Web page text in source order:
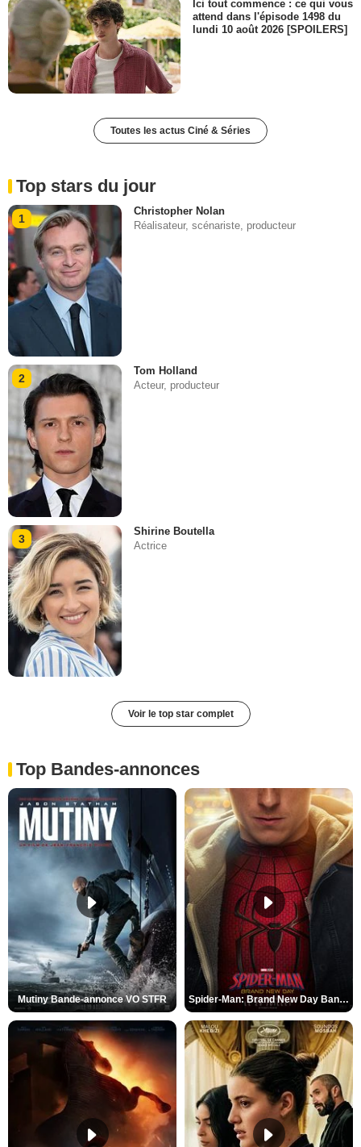
Ici tout commence : ce qui vous
attend dans l'épisode 1498 du
lundi 10 août 2026 [SPOILERS]
Toutes les actus Ciné & Séries
Top stars du jour
1
Christopher Nolan
Réalisateur, scénariste, producteur
2
Tom Holland
Acteur, producteur
3
Shirine Boutella
Actrice
Voir le top star complet
Top Bandes-annonces
Mutiny Bande-annonce VO STFR Spider-Man: Brand New Day Bande-annonce VO STFR